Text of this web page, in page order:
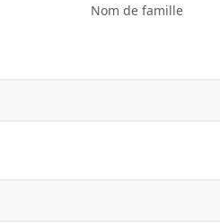
Nom de famille